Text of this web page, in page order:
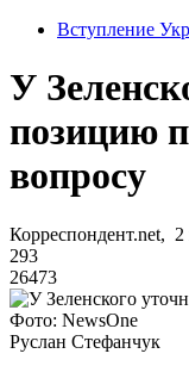
Вступление
У
позицию
вопросу
Корреспондент.net,
293
26473
Фото: NewsOne
Руслан Стефанчук